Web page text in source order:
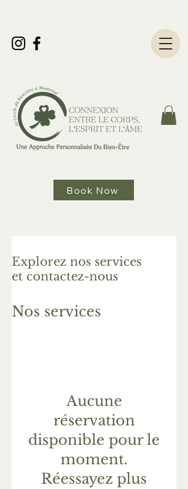
Book Now
Explorez nos services
et contactez-nous
Nos services
Aucune
réservation
disponible pour le
moment.
Réessayez plus